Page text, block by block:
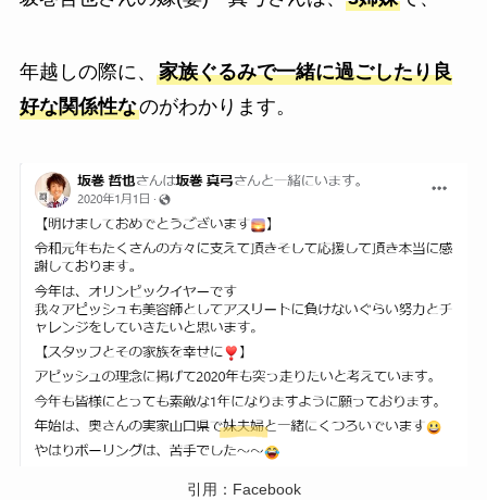
年越しの際に、 家族ぐるみで一緒に過ごしたり良
好な関係性なのがわかります。
引用：Facebook